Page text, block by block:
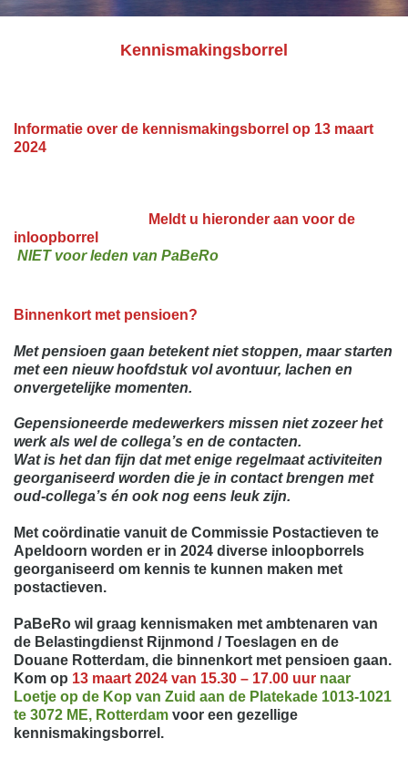
Kennismakingsborrel
Informatie over de kennismakingsborrel op 13 maart
2024
Meldt u hieronder aan voor de
inloopborrel
NIET voor leden van PaBeRo
Binnenkort met pensioen?
Met pensioen gaan betekent niet stoppen, maar starten
met een nieuw hoofdstuk vol avontuur, lachen en
onvergetelijke momenten.
Gepensioneerde medewerkers missen niet zozeer het
werk als wel de collega’s en de contacten.
Wat is het dan fijn dat met enige regelmaat activiteiten
georganiseerd worden die je in contact brengen met
oud-collega’s én ook nog eens leuk zijn.
Met coördinatie vanuit de Commissie Postactieven te
Apeldoorn worden er in 2024 diverse inloopborrels
georganiseerd om kennis te kunnen maken met
postactieven.
PaBeRo wil graag kennismaken met ambtenaren van
de Belastingdienst Rijnmond / Toeslagen en de
Douane Rotterdam, die binnenkort met pensioen gaan.
Kom op 13 maart 2024 van 15.30 – 17.00 uur naar
Loetje op de Kop van Zuid aan de Platekade 1013-1021
te 3072 ME, Rotterdam voor een gezellige
kennismakingsborrel.